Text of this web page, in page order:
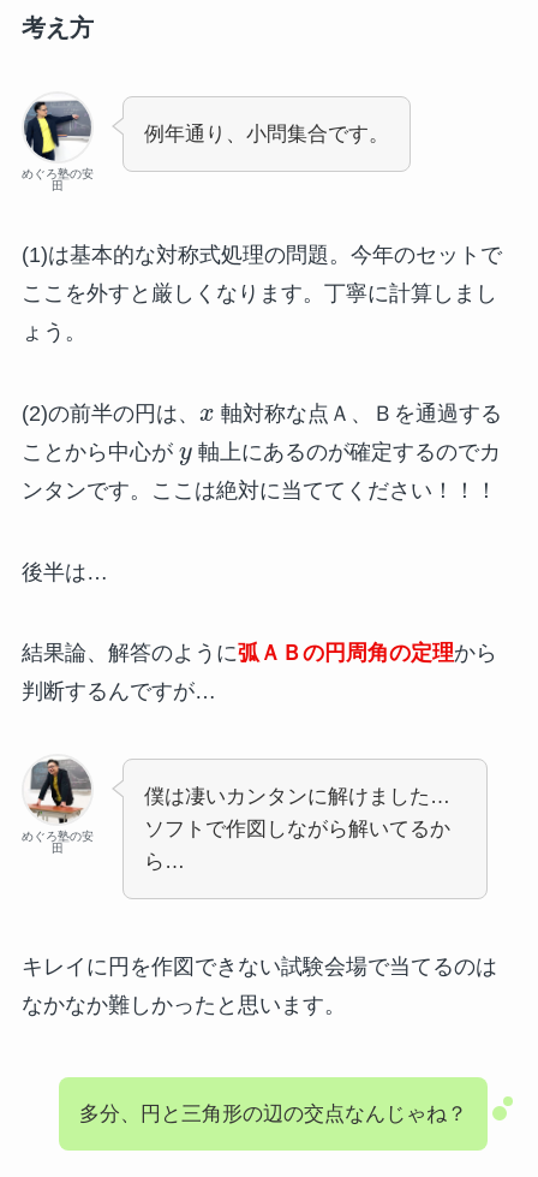
考え方
めぐろ塾の安
田
例年通り、小問集合です。
(1)は基本的な対称式処理の問題。今年のセットで
ここを外すと厳しくなります。丁寧に計算しまし
ょう。
(2)の前半の円は、 x 軸対称な点Ａ、Ｂを通過する
ことから中心が y 軸上にあるのが確定するのでカ
ンタンです。ここは絶対に当ててください！！！
後半は…
結果論、解答のように弧ＡＢの円周角の定理から
判断するんですが…
めぐろ塾の安
田
僕は凄いカンタンに解けました…
ソフトで作図しながら解いてるか
ら…
キレイに円を作図できない試験会場で当てるのは
なかなか難しかったと思います。
多分、円と三角形の辺の交点なんじゃね？